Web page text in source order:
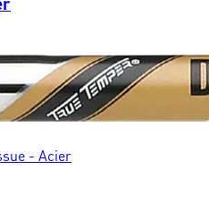
- Acier